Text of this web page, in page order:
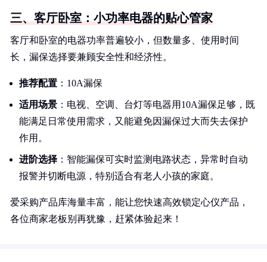
三、客厅卧室：小功率电器的贴心管家
客厅和卧室的电器功率普遍较小，但数量多、使用时间
长，漏保选择要兼顾安全性和经济性。
推荐配置 ：10A漏保
适用场景 ：电视、空调、台灯等电器用10A漏保足够，既
能满足日常使用需求，又能避免因漏保过大而失去保护
作用。
进阶选择 ：智能漏保可实时监测电路状态，异常时自动
报警并切断电源，特别适合有老人小孩的家庭。
爱采购产品库海量丰富，能让您快速高效锁定心仪产品，
各位商家老板别再犹豫，赶紧体验起来！